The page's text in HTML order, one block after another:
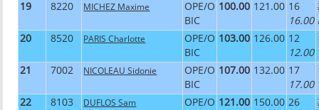
19
8220 MICHEZ Maxime
OPE/O
BIC
100.00 121.00 16
16.00
20
8520 PARIS Charlotte
OPE/O
BIC
103.00 126.00 12
12.00
21
7002 NICOLEAU Sidonie
OPE/O
BIC
107.00 132.00 17
17.00
22
8103 DUFLOS Sam
OPE/O 121.00 150.00 26